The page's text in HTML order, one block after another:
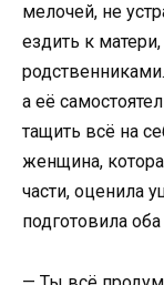
мелочей, не
ездить к
а её
тащить всё на
женщина,
части, оценила
подготовила